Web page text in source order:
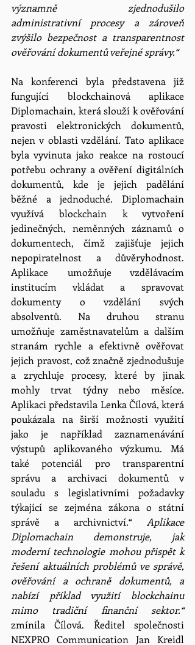
významně zjednodušilo
administrativní procesy a zároveň
zvýšilo bezpečnost a transparentnost
ověřování dokumentů veřejné správy.“
Na konferenci byla představena již
fungující blockchainová aplikace
Diplomachain, která slouží k ověřování
pravosti elektronických dokumentů,
nejen v oblasti vzdělání. Tato aplikace
byla vyvinuta jako reakce na rostoucí
potřebu ochrany a ověření digitálních
dokumentů, kde je jejich padělání
běžné a jednoduché. Diplomachain
využívá blockchain k vytvoření
jedinečných, neměnných záznamů o
dokumentech, čímž zajišťuje jejich
nepopiratelnost a důvěryhodnost.
Aplikace umožňuje vzdělávacím
institucím vkládat a spravovat
dokumenty o vzdělání svých
absolventů. Na druhou stranu
umožňuje zaměstnavatelům a dalším
stranám rychle a efektivně ověřovat
jejich pravost, což značně zjednodušuje
a zrychluje procesy, které by jinak
mohly trvat týdny nebo měsíce.
Aplikaci představila Lenka Čílová, která
poukázala na širší možnosti využití
jako je například zaznamenávání
výstupů aplikovaného výzkumu. Má
také potenciál pro transparentní
správu a archivaci dokumentů v
souladu s legislativními požadavky
týkající se zejména zákona o státní
správě a archivnictví.“ Aplikace
Diplomachain demonstruje, jak
moderní technologie mohou přispět k
řešení aktuálních problémů ve správě,
ověřování a ochraně dokumentů, a
nabízí příklad využití blockchainu
mimo tradiční finanční sektor.“
zmínila Čílová. Ředitel společnosti
NEXPRO Communication
Jan Kreidl